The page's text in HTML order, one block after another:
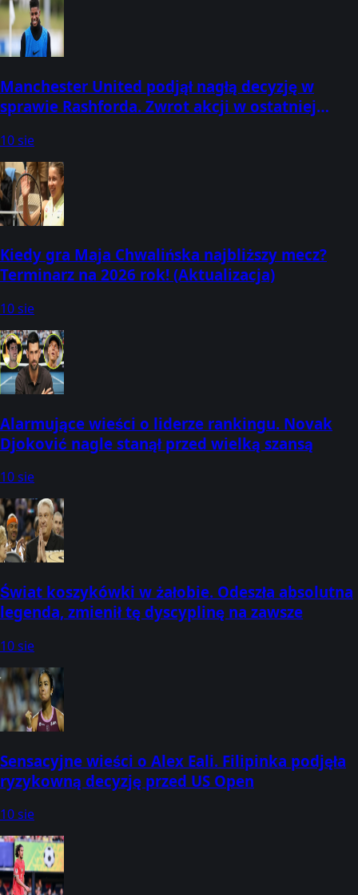
Manchester United podjął nagłą decyzję w
sprawie Rashforda. Zwrot akcji w ostatniej
10 sie
Kiedy gra Maja Chwalińska najbliższy mecz?
Terminarz na 2026 rok! (Aktualizacja)
10 sie
Alarmujące wieści o liderze rankingu. Novak
Djoković nagle stanął przed wielką szansą
10 sie
Świat koszykówki w żałobie. Odeszła absolutna
legenda, zmienił tę dyscyplinę na zawsze
10 sie
Sensacyjne wieści o Alex Eali. Filipinka podjęła
ryzykowną decyzję przed US Open
10 sie